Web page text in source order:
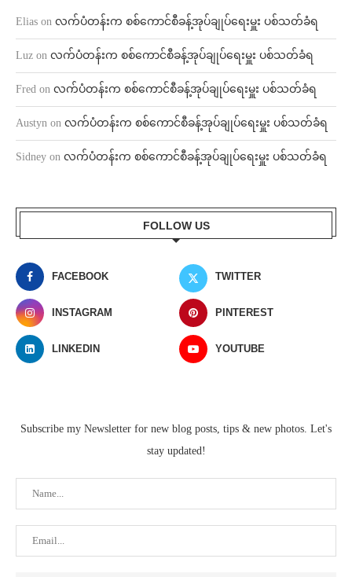
Elias on လက်ပံတန်းက စစ်ကောင်စီခန့်အုပ်ချုပ်ရေးမှူး ပစ်သတ်ခံရ
Luz on လက်ပံတန်းက စစ်ကောင်စီခန့်အုပ်ချုပ်ရေးမှူး ပစ်သတ်ခံရ
Fred on လက်ပံတန်းက စစ်ကောင်စီခန့်အုပ်ချုပ်ရေးမှူး ပစ်သတ်ခံရ
Austyn on လက်ပံတန်းက စစ်ကောင်စီခန့်အုပ်ချုပ်ရေးမှူး ပစ်သတ်ခံရ
Sidney on လက်ပံတန်းက စစ်ကောင်စီခန့်အုပ်ချုပ်ရေးမှူး ပစ်သတ်ခံရ
FOLLOW US
FACEBOOK TWITTER
INSTAGRAM PINTEREST
LINKEDIN YOUTUBE
Subscribe my Newsletter for new blog posts, tips & new photos. Let's
stay updated!